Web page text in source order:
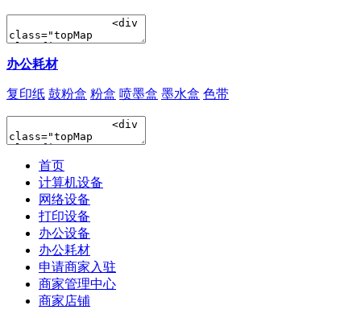
办公耗材
复印纸 鼓粉盒 粉盒 喷墨盒 墨水盒 色带
首页
计算机设备
网络设备
打印设备
办公设备
办公耗材
申请商家入驻
商家管理中心
商家店铺